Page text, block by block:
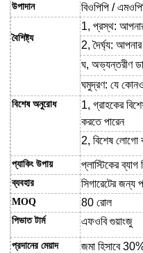
উপাদান বিওপিপি /
বৈশিষ্ট্য
1, প্রস্থ:
2, দৈর্ঘ্য:
ঘ, অভ্যন্তরীণ
ঘমুদ্রণ:যে
বিশেষঅনুরোধ
1, গ্রাহকের
করতে পারেন
2, বিশেষ লোগো
প্যাকিং উপায় প্লাস্টিকের ব্যাগ
ব্যবহার সিগারেটের জন্য
MOQ 80 রোল
পিভাত টার্ম এফওবি গুয়াংজু
প্রদানের মেয়াদ জমা হিসাবে